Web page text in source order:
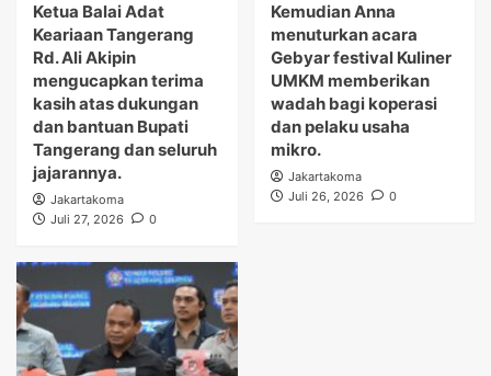
Ketua Balai Adat
Keariaan Tangerang
Rd. Ali Akipin
mengucapkan terima
kasih atas dukungan
dan bantuan Bupati
Tangerang dan seluruh
jajarannya.
Jakartakoma
Juli 27, 2026
0
Kemudian Anna
menuturkan acara
Gebyar festival Kuliner
UMKM memberikan
wadah bagi koperasi
dan pelaku usaha
mikro.
Jakartakoma
Juli 26, 2026
0